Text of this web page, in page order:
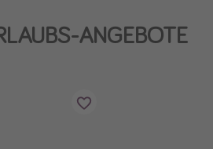
ANGEBOTE